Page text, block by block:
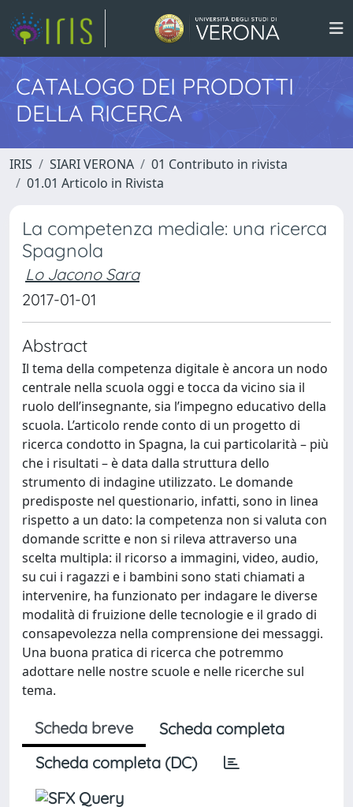
CATALOGO DEI PRODOTTI
DELLA RICERCA
IRIS SIARI VERONA
01 Contributo in rivista
01.01 Articolo in Rivista
La competenza mediale: una ricerca
Spagnola
Lo Jacono Sara
2017-01-01
Abstract
Il tema della competenza digitale è ancora un nodo
centrale nella scuola oggi e tocca da vicino sia il
ruolo dell’insegnante, sia l’impegno educativo della
scuola. L’articolo rende conto di un progetto di
ricerca condotto in Spagna, la cui particolarità – più
che i risultati – è data dalla struttura dello
strumento di indagine utilizzato. Le domande
predisposte nel questionario, infatti, sono in linea
rispetto a un dato: la competenza non si valuta con
domande scritte e non si rileva attraverso una
scelta multipla: il ricorso a immagini, video, audio,
su cui i ragazzi e i bambini sono stati chiamati a
intervenire, ha funzionato per indagare le diverse
modalità di fruizione delle tecnologie e il grado di
consapevolezza nella comprensione dei messaggi.
Una buona pratica di ricerca che potremmo
adottare nelle nostre scuole e nelle ricerche sul
tema.
Scheda breve
Scheda completa
Scheda completa (DC)